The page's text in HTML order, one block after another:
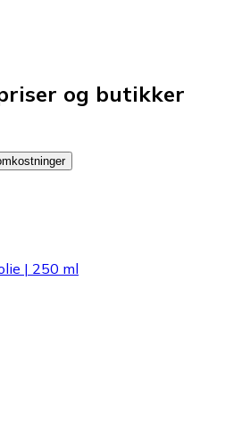
og butikker
| 250 ml